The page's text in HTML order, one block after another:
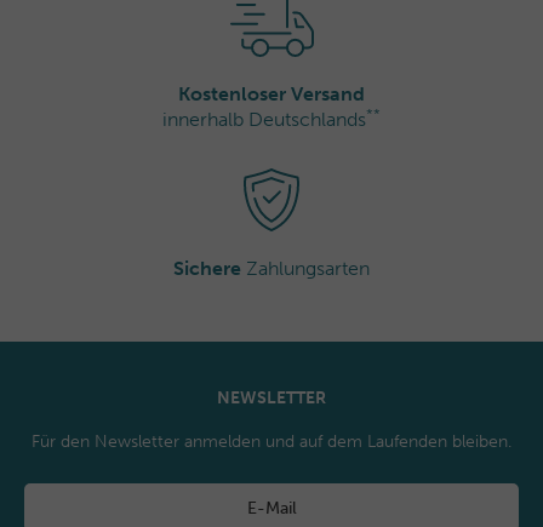
Kostenloser Versand
innerhalb Deutschlands**
Sichere Zahlungsarten
NEWSLETTER
Für den Newsletter anmelden und auf dem Laufenden bleiben.